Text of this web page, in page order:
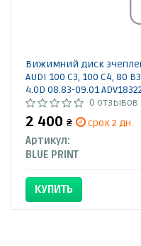
Вижимний диск
AUDI 100 C3, 100 C4, 80
4.0D 08.83-09.01
0 отзывов
2 400 ₴
срок 2 дн.
Артикул:
BLUE PRINT
КУПИТЬ